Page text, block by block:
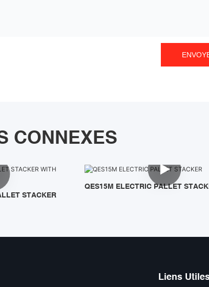
CONNEXES
STACKER
QES15M ELECTRIC PALLET
Liens